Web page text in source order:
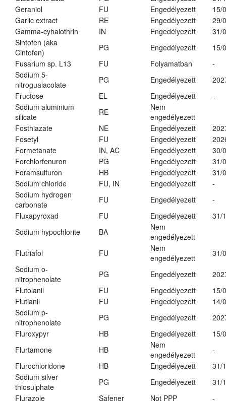
Geraniol
FU Engedélyezett
15/
Garlic extract
RE Engedélyezett
29/
Gamma-cyhalothrin
IN Engedélyezett
31/
Sintofen (aka
Cintofen)
PG Engedélyezett
15/
Fusarium sp. L13
FU Folyamatban
-
Sodium 5-
nitroguaiacolate
PG Engedélyezett
Fructose
EL Engedélyezett
-
Sodium aluminium
silicate
RE
Nem
engedélyezett
Fosthiazate
NE Engedélyezett
Fosetyl
FU Engedélyezett
Formetanate
IN, AC Engedélyezett
30/
Forchlorfenuron
PG Engedélyezett
31/
Foramsulfuron
HB Engedélyezett
31/
Sodium chloride
FU, IN Engedélyezett
-
Sodium hydrogen
carbonate
FU Engedélyezett
-
Fluxapyroxad
FU Engedélyezett
31/
Sodium hypochlorite
BA
Nem
engedélyezett
Flutriafol
FU
Nem
engedélyezett
31/
Sodium o-
nitrophenolate
PG Engedélyezett
Flutolanil
FU Engedélyezett
15/
Flutianil
FU Engedélyezett
14/
Sodium p-
nitrophenolate
PG Engedélyezett
Fluroxypyr
HB Engedélyezett
15/
Flurtamone
HB
Nem
engedélyezett
-
Flurochloridone
HB Engedélyezett
31/
Sodium silver
thiosulphate
PG Engedélyezett
31/
Flurazole
Safener Not PPP
-